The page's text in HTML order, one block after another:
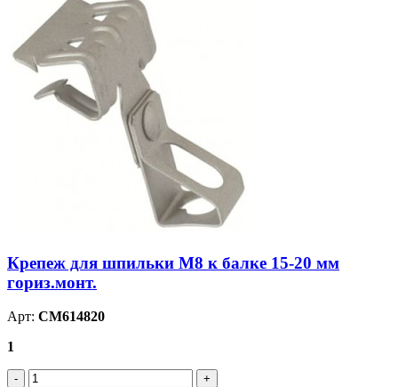
Крепеж для шпильки М8 к балке 15-20 мм
гориз.монт.
Арт: CM614820
1